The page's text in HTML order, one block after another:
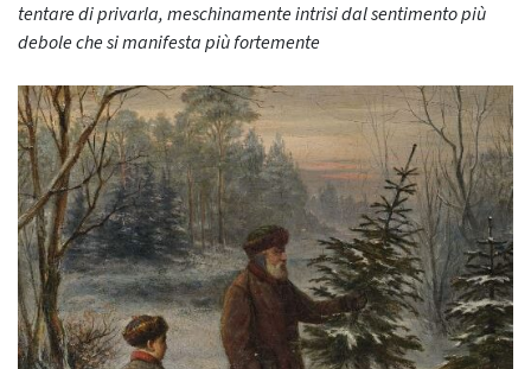
tentare di privarla, meschinamente intrisi dal sentimento più
debole che si manifesta più fortemente